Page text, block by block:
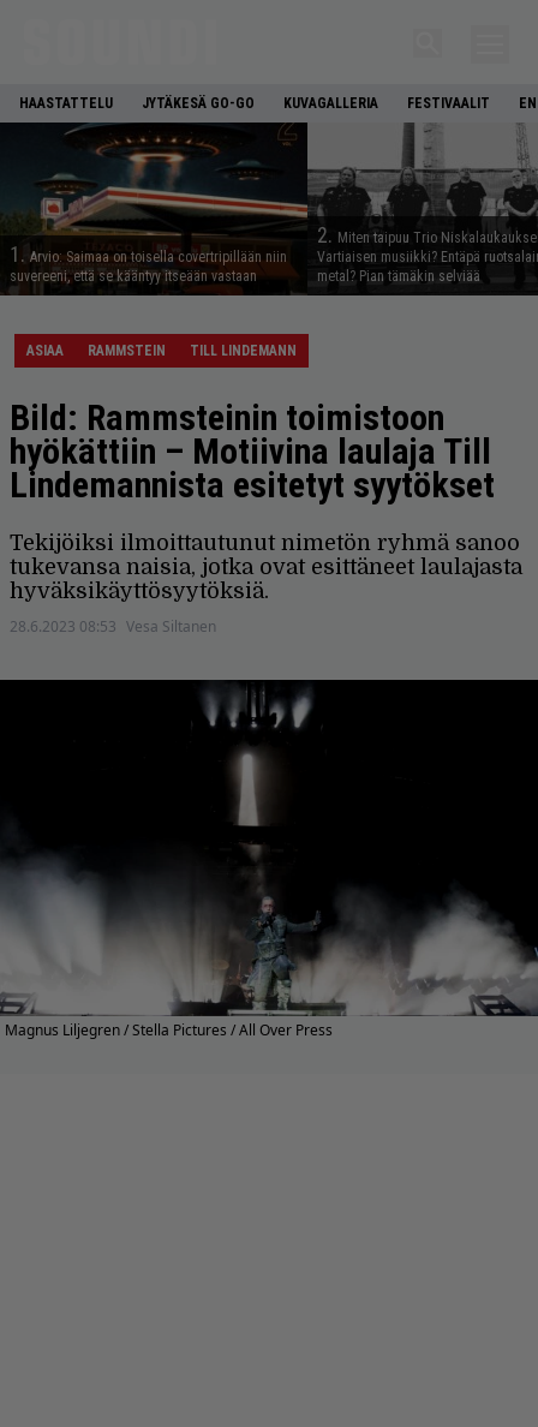
HAASTATTELU JYTÄKESÄ GO-GO KUVAGALLERIA FESTIVAALIT
1. Arvio: Saimaa on toisella covertripillään niin
suvereeni, että se kääntyy itseään vastaan
2. Miten taipuu Trio
Vartiaisen musiikki? Entäpä
metal? Pian tämäkin selviää
ASIAA RAMMSTEIN TILL LINDEMANN
Bild: Rammsteinin toimistoon
hyökättiin – Motiivina laulaja Till
Lindemannista esitetyt syytökset
Tekijöiksi ilmoittautunut nimetön ryhmä sanoo
tukevansa naisia, jotka ovat esittäneet laulajasta
hyväksikäyttösyytöksiä.
28.6.2023 08:53 Vesa Siltanen
Magnus Liljegren / Stella Pictures / All Over Press